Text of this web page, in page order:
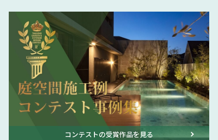
コンテストの受賞作品を見る